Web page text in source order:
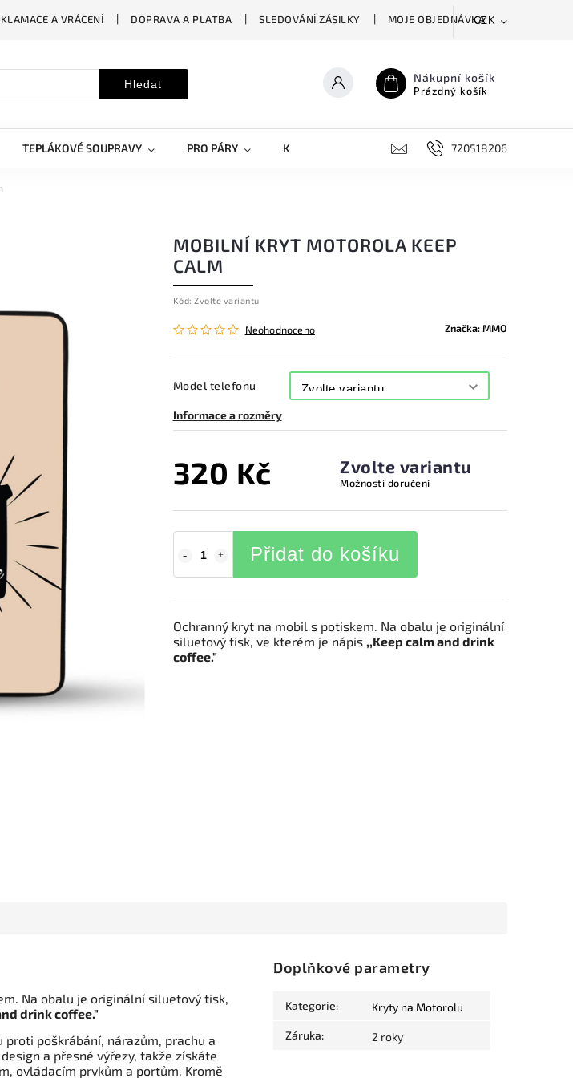
A VRÁCENÍ DOPRAVA A PLATBA SLEDOVÁNÍ ZÁSILKY MOJE OBJEDNÁVKACZK
Hledat Nákupní košík
Prázdný košík
TEPLÁKOVÉ SOUPRAVY PRO PÁRY KRYTY NA MOBILY DOPLŇKY720518206
MOBILNÍ KRYT MOTOROLA KEEP
CALM
Kód: Zvolte variantu
Neohodnoceno Značka:MMO
Model telefonu
Informace a rozměry
320 Kč Zvolte variantu
Možnosti doručení
Přidat do košíku
Ochranný kryt na mobil s potiskem. Na obalu je originální
siluetový tisk, ve kterém je nápis ,,Keep calm and drink
coffee."
Na obalu je originální siluetový tisk,
drink coffee."
poškrábání, nárazům, prachu a
a přesné výřezy, takže získáte
ovládacím prvkům a portům. Kromě
Doplňkové parametry
Kategorie: Kryty na Motorolu
Záruka: 2 roky